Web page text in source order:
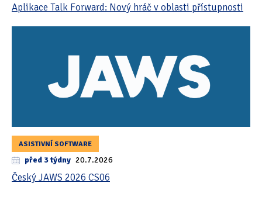
Aplikace Talk Forward: Nový hráč v oblasti přístupnosti
ASISTIVNÍ SOFTWARE
před 3 týdny 20.7.2026
Český JAWS 2026 CS06